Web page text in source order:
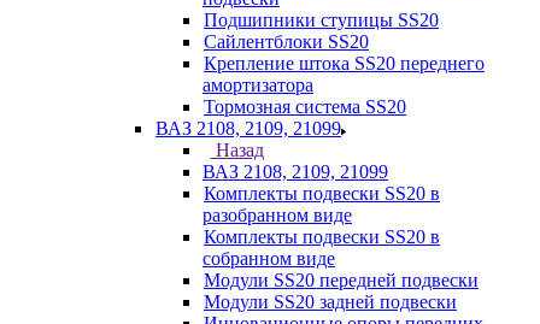
Подшипники ступицы SS20
Сайлентблоки SS20
Крепление штока SS20 переднего
амортизатора
Тормозная система SS20
ВАЗ 2108, 2109, 21099
Назад
ВАЗ 2108, 2109, 21099
Комплекты подвески SS20 в
разобранном виде
Комплекты подвески SS20 в
собранном виде
Модули SS20 передней подвески
Модули SS20 задней подвески